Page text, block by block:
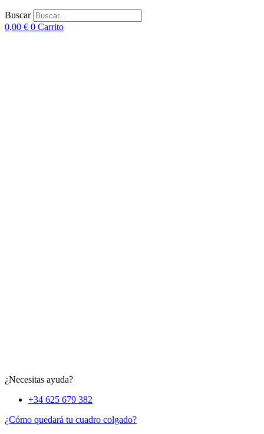
Buscar
0,00 € 0 Carrito
¿Necesitas ayuda?
+34 625 679 382
¿Cómo quedará tu cuadro colgado?